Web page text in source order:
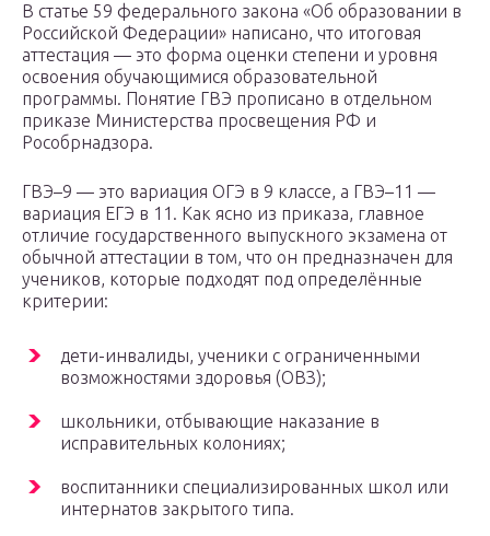
В статье 59 федерального закона «Об образовании в
Российской Федерации» написано, что итоговая
аттестация — это форма оценки степени и уровня
освоения обучающимися образовательной
программы. Понятие ГВЭ прописано в отдельном
приказе Министерства просвещения РФ и
Рособрнадзора.
ГВЭ–9 — это вариация ОГЭ в 9 классе, а ГВЭ–11 —
вариация ЕГЭ в 11. Как ясно из приказа, главное
отличие государственного выпускного экзамена от
обычной аттестации в том, что он предназначен для
учеников, которые подходят под определённые
критерии:
дети-инвалиды, ученики с ограниченными
возможностями здоровья (ОВЗ);
школьники, отбывающие наказание в
исправительных колониях;
воспитанники специализированных школ или
интернатов закрытого типа.